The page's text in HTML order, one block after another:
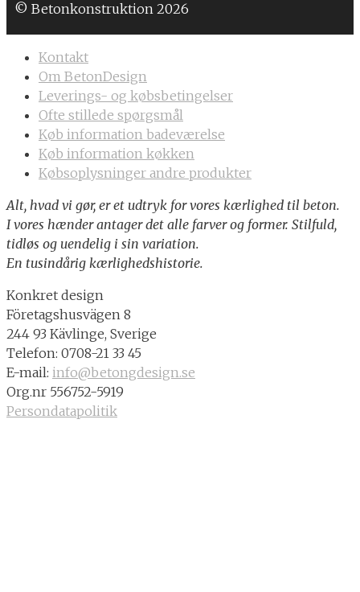
© Betonkonstruktion 2026
Kontakt
Om BetonDesign
Leverings- og købsbetingelser
Ofte stillede spørgsmål
Køb information badeværelse
Køb information køkken
Købsoplysninger andre produkter
Alt, hvad vi gør, er et udtryk for vores kærlighed til beton.
I vores hænder antager det alle farver og former. Stilfuld,
tidløs og uendelig i sin variation.
En tusindårig kærlighedshistorie.
Konkret design
Företagshusvägen 8
244 93 Kävlinge, Sverige
Telefon: 0708-21 33 45
E-mail: info@betongdesign.se
Org.nr 556752-5919
Persondatapolitik